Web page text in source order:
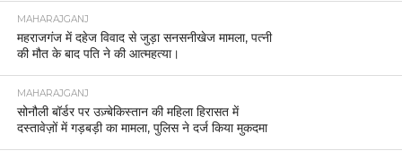
MAHARAJGANJ
महराजगंज में दहेज विवाद से जुड़ा सनसनीखेज मामला, पत्नी
की मौत के बाद पति ने की आत्महत्या।
MAHARAJGANJ
सोनौली बॉर्डर पर उज़्बेकिस्तान की महिला हिरासत में
दस्तावेज़ों में गड़बड़ी का मामला, पुलिस ने दर्ज किया मुकदमा